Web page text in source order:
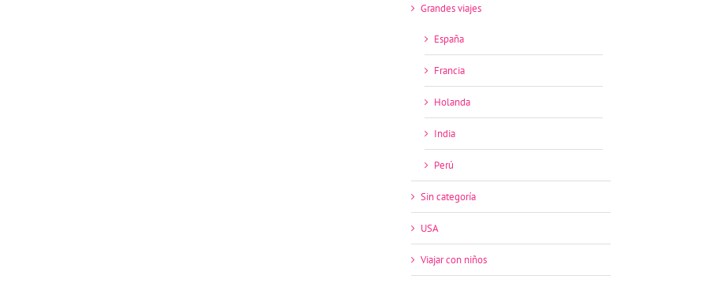
Grandes viajes
España
Francia
Holanda
India
Perú
Sin categoría
USA
Viajar con niños